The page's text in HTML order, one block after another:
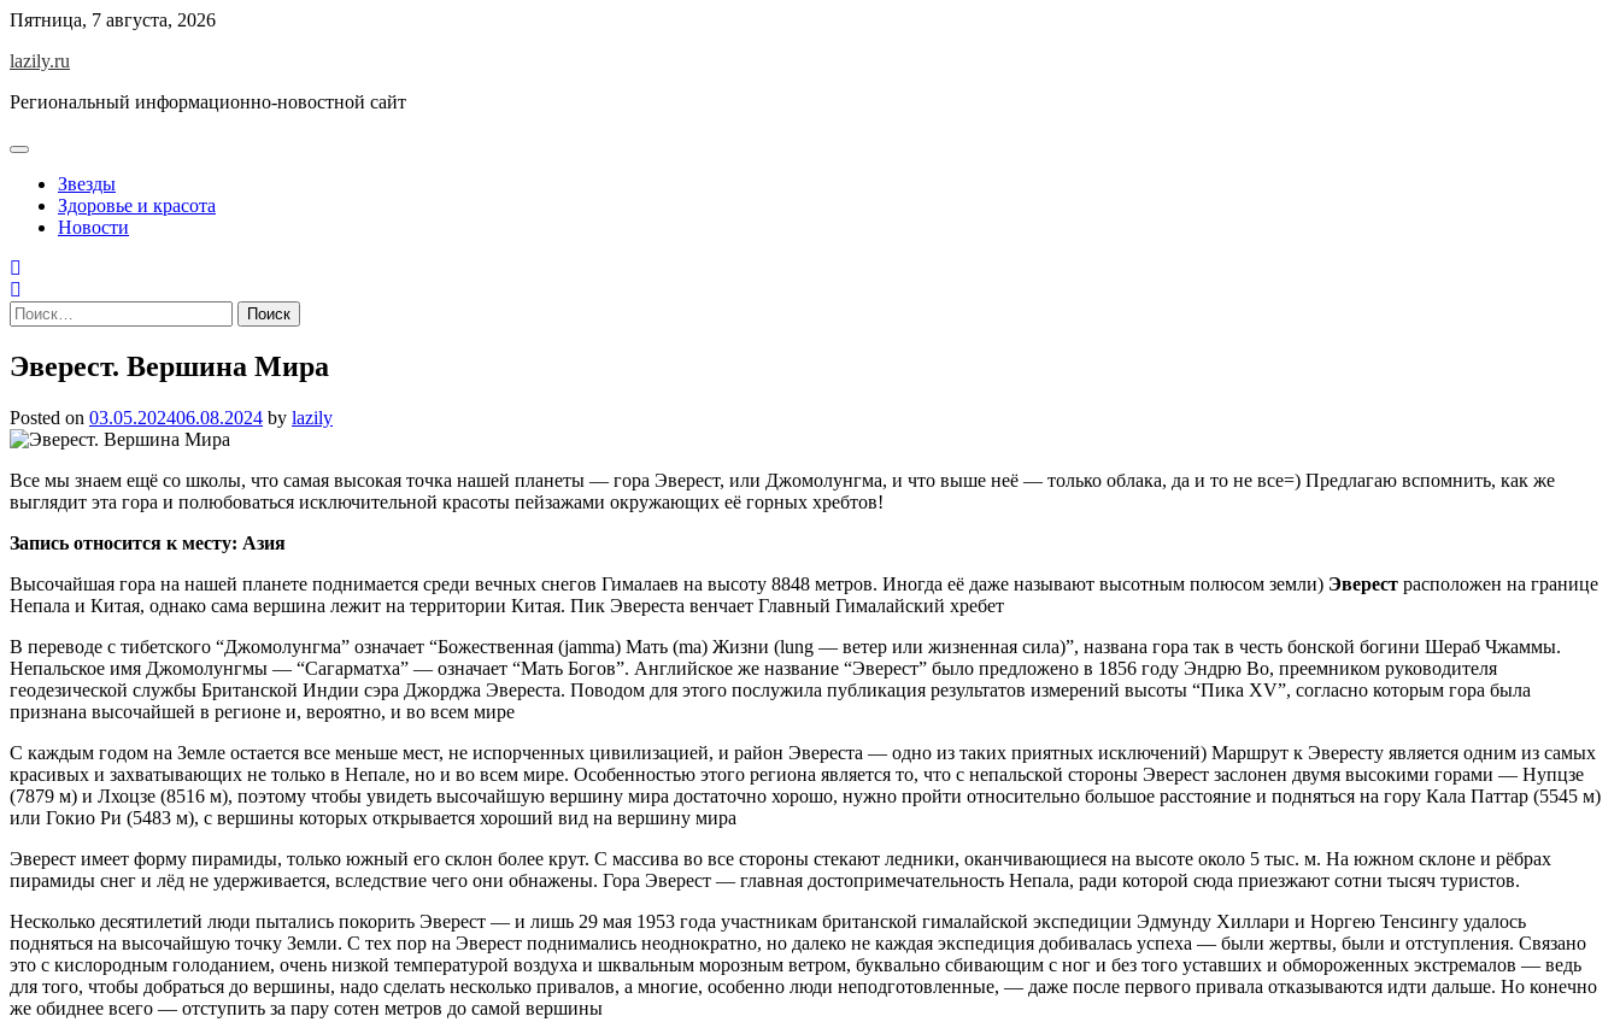
Skip
content
Пятница, 7 августа, 2026
lazily.ru
Региональный информационно-новостной сайт
Звезды
Здоровье и красота
Новости
Найти:
Эверест. Вершина Мира
Posted on 03.05.202406.08.2024 by lazily
Все мы знаем ещё со школы, что самая высокая точка нашей планеты — гора Эверест, или Джомолунгма, и что выше неё — только облака, да и то не все=) Предлагаю вспомнить, как же
выглядит эта гора и полюбоваться исключительной красоты пейзажами окружающих её горных хребтов!
Запись относится к месту: Азия
Высочайшая гора на нашей планете поднимается среди вечных снегов Гималаев на высоту 8848 метров. Иногда её даже называют высотным полюсом земли) Эверест расположен на границе
Непала и Китая, однако сама вершина лежит на территории Китая. Пик Эвереста венчает Главный Гималайский хребет
В переводе с тибетского “Джомолунгма” означает “Божественная (jamma) Мать (ma) Жизни (lung — ветер или жизненная сила)”, названа гора так в честь бонской богини Шераб Чжаммы.
Непальское имя Джомолунгмы — “Сагарматха” — означает “Мать Богов”. Английское же название “Эверест” было предложено в 1856 году Эндрю Во, преемником руководителя
геодезической службы Британской Индии сэра Джорджа Эвереста. Поводом для этого послужила публикация результатов измерений высоты “Пика XV”, согласно которым гора была
признана высочайшей в регионе и, вероятно, и во всем мире
С каждым годом на Земле остается все меньше мест, не испорченных цивилизацией, и район Эвереста — одно из таких приятных исключений) Маршрут к Эвересту является одним из самых
красивых и захватывающих не только в Непале, но и во всем мире. Особенностью этого региона является то, что с непальской стороны Эверест заслонен двумя высокими горами — Нупцзе
(7879 м) и Лхоцзе (8516 м), поэтому чтобы увидеть высочайшую вершину мира достаточно хорошо, нужно пройти относительно большое расстояние и подняться на гору Кала Паттар (5545 м)
или Гокио Ри (5483 м), с вершины которых открывается хороший вид на вершину мира
Эверест имеет форму пирамиды, только южный его склон более крут. С массива во все стороны стекают ледники, оканчивающиеся на высоте около 5 тыс. м. На южном склоне и рёбрах
пирамиды снег и лёд не удерживается, вследствие чего они обнажены. Гора Эверест — главная достопримечательность Непала, ради которой сюда приезжают сотни тысяч туристов.
Несколько десятилетий люди пытались покорить Эверест — и лишь 29 мая 1953 года участникам британской гималайской экспедиции Эдмунду Хиллари и Норгею Тенсингу удалось
подняться на высочайшую точку Земли. С тех пор на Эверест поднимались неоднократно, но далеко не каждая экспедиция добивалась успеха — были жертвы, были и отступления. Связано
это с кислородным голоданием, очень низкой температурой воздуха и шквальным морозным ветром, буквально сбивающим с ног и без того уставших и обмороженных экстремалов — ведь
для того, чтобы добраться до вершины, надо сделать несколько привалов, а многие, особенно люди неподготовленные, — даже после первого привала отказываются идти дальше. Но конечно
же обиднее всего — отступить за пару сотен метров до самой вершины